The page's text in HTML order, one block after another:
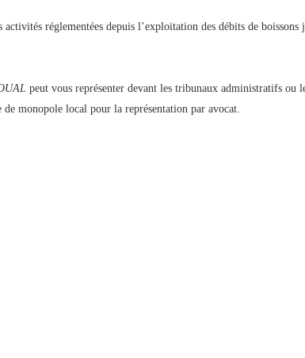
réglementées depuis l’exploitation des débits de boissons
peut vous représenter devant les tribunaux administratifs ou
monopole local pour la représentation par avocat.